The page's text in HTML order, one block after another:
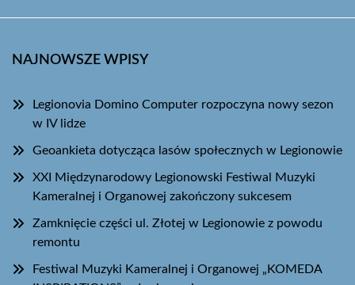
NAJNOWSZE WPISY
Legionovia Domino Computer rozpoczyna nowy sezon
w IV lidze
Geoankieta dotycząca lasów społecznych w Legionowie
XXI Międzynarodowy Legionowski Festiwal Muzyki
Kameralnej i Organowej zakończony sukcesem
Zamknięcie części ul. Złotej w Legionowie z powodu
remontu
Festiwal Muzyki Kameralnej i Organowej „KOMEDA